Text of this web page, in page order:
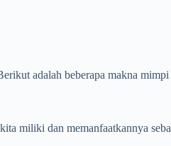
adalah beberapa makna
miliki dan memanfaatkannya